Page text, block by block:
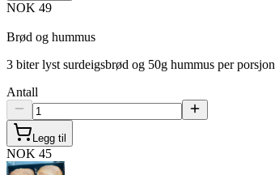
NOK 49
Brød og hummus
3 biter lyst surdeigsbrød og 50g hummus per porsjon
Antall
Legg til
NOK 45